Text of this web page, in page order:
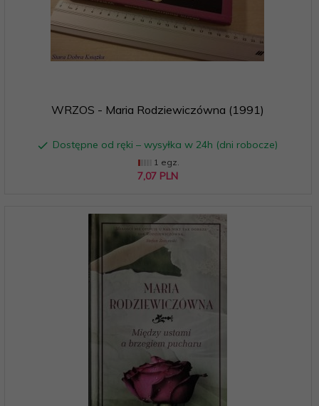
WRZOS - Maria Rodziewiczówna (1991)
Dostępne od ręki – wysyłka w 24h (dni robocze)
1 egz.
7,07 PLN